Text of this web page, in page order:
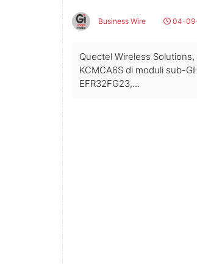
Business Wire 04-
Quectel Wireless
KCMCA6S di moduli sub-
EFR32FG23,...